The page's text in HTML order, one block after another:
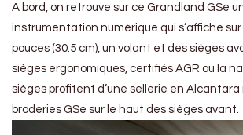
A bord, on retrouve sur ce Grandland GSe
instrumentation numérique qui s’affiche
pouces (30.5 cm), un volant et des sièges
sièges ergonomiques, certifiés AGR ou la
sièges profitent d’une sellerie en Alcantara
broderies GSe sur le haut des sièges avant.